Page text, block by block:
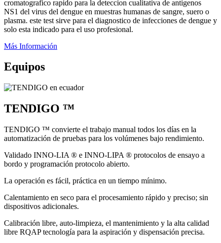
cromatografico rapido para la deteccion cualitativa de antigenos
NS1 del virus del dengue en muestras humanas de sangre, suero o
plasma. este test sirve para el diagnostico de infecciones de dengue y
solo esta indicado para el uso profesional.
Más Información
Equipos
TENDIGO ™
TENDIGO ™ convierte el trabajo manual todos los días en la
automatización de pruebas para los volúmenes bajo rendimiento.
Validado INNO-LIA ® e INNO-LIPA ® protocolos de ensayo a
bordo y programación protocolo abierto.
La operación es fácil, práctica en un tiempo mínimo.
Calentamiento en seco para el procesamiento rápido y preciso; sin
dispositivos adicionales.
Calibración libre, auto-limpieza, el mantenimiento y la alta calidad
libre RQAP tecnología para la aspiración y dispensación precisa.